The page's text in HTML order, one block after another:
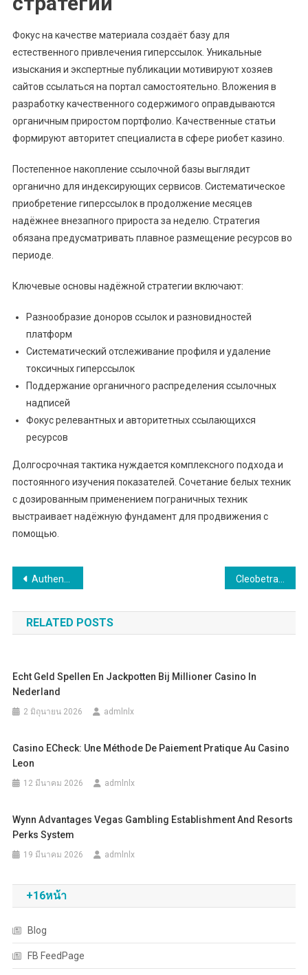
Фокус на качестве материала создаёт базу для
естественного привлечения гиперссылок. Уникальные
изыскания и экспертные публикации мотивируют хозяев
сайтов ссылаться на портал самостоятельно. Вложения в
разработку качественного содержимого оправдываются
органичным приростом портфолио. Качественные статьи
формируют авторитет специалиста в сфере риобет казино.
Постепенное накопление ссылочной базы выглядит
органично для индексирующих сервисов. Систематическое
приобретение гиперссылок в продолжение месяцев
надёжнее внезапного прироста за неделю. Стратегия
обязана предусматривать плавное размещение ресурсов во
периоде.
Ключевые основы надёжной стратегии включают:
Разнообразие доноров ссылок и разновидностей
платформ
Систематический отслеживание профиля и удаление
токсичных гиперссылок
Поддержание органичного распределения ссылочных
надписей
Фокус релевантных и авторитетных ссылающихся
ресурсов
Долгосрочная тактика нуждается комплексного подхода и
постоянного изучения показателей. Сочетание белых техник
с дозированным применением пограничных техник
выстраивает надёжную фундамент для продвижения с
помощью.
แนะแนว
เรื่อง
Authentische Spieler-Erfahrungen und Einschätzungen zu Lucky Jet Game in Deutschland
RELATED POSTS
Echt Geld Spellen En Jackpotten Bij Millioner Casino In
Nederland
2 มิถุนายน 2026 admlnlx
Casino ECheck: Une Méthode De Paiement Pratique Au Casino
Leon
12 มีนาคม 2026 admlnlx
Wynn Advantages Vegas Gambling Establishment And Resorts
Perks System
19 มีนาคม 2026 admlnlx
+16หน้า
Blog
FB FeedPage